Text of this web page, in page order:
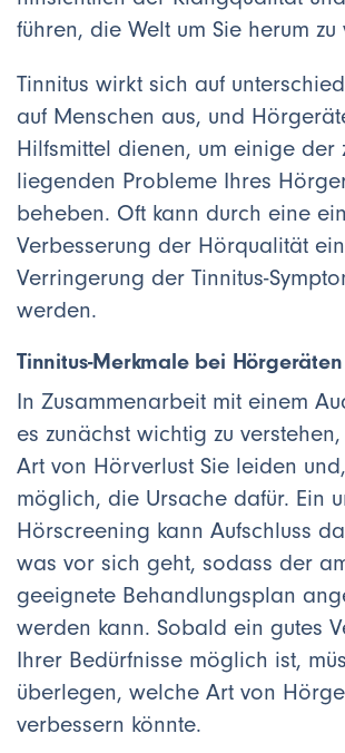
führen, die Welt um Sie herum zu
Tinnitus wirkt sich auf
auf Menschen aus, und
Hilfsmittel dienen, um einige der
liegenden Probleme Ihres
beheben. Oft kann durch eine
Verbesserung der Hörqualität
Verringerung der Tinnitus-
werden.
Tinnitus-Merkmale bei Hörgeräten
In Zusammenarbeit mit einem
es zunächst wichtig zu
Art von Hörverlust Sie leiden
möglich, die Ursache dafür. Ein
Hörscreening kann Aufschluss
was vor sich geht, sodass der
geeignete Behandlungsplan
werden kann. Sobald ein gutes
Ihrer Bedürfnisse möglich ist,
überlegen, welche Art von
verbessern könnte.